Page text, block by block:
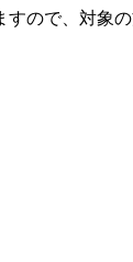
ので、対象